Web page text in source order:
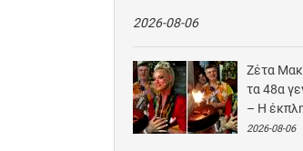
2026-08-06
Ζέτα
τα 48α
– Η
2026-08-06